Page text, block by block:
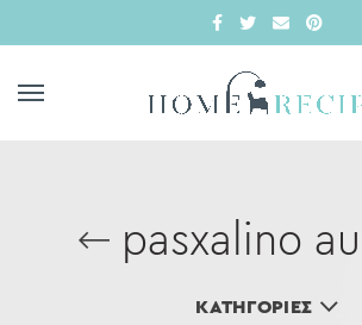
pasxalino
ΚΑΤΗΓΟΡΊΕΣ